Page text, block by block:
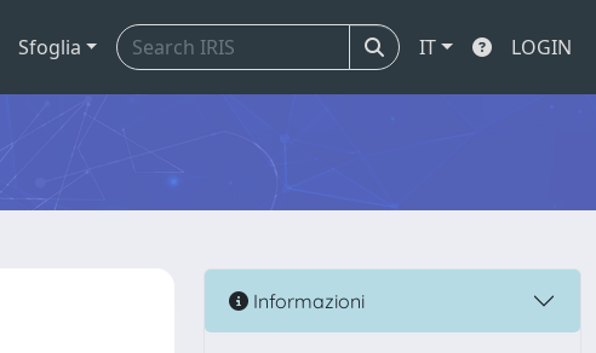
Sfoglia IT LOGIN
Informazioni